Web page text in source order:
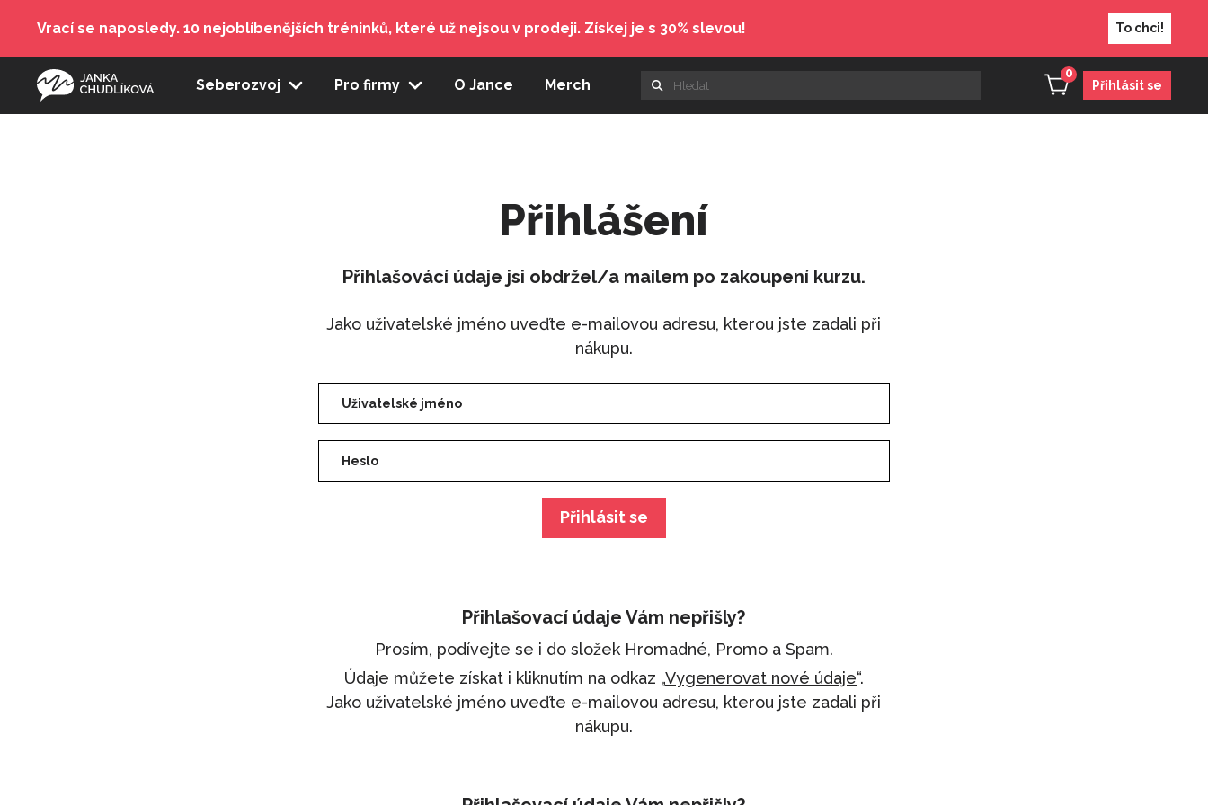
Vrací se naposledy. 10 nejoblíbenějších tréninků, které už nejsou v prodeji. Získej je s 30% slevou! To chci!
Seberozvoj Pro firmy O Jance Merch
0
Přihlásit se
Přihlášení
Přihlašovácí údaje jsi obdržel/a mailem po zakoupení kurzu.
Jako uživatelské jméno uveďte e-mailovou adresu, kterou jste zadali při
nákupu.
Přihlásit se
Přihlašovací údaje Vám nepřišly?
Prosím, podívejte se i do složek Hromadné, Promo a Spam.
Údaje můžete získat i kliknutím na odkaz „Vygenerovat nové údaje“.
Jako uživatelské jméno uveďte e-mailovou adresu, kterou jste zadali při
nákupu.